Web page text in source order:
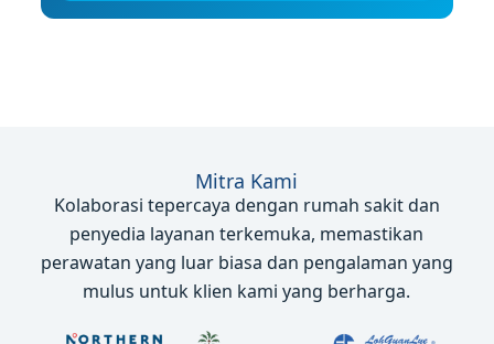
Mitra Kami
Kolaborasi tepercaya dengan rumah sakit dan
penyedia layanan terkemuka, memastikan
perawatan yang luar biasa dan pengalaman yang
mulus untuk klien kami yang berharga.